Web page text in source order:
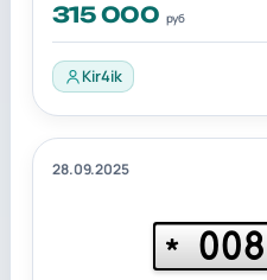
315 000 руб
Kir4ik
28.09.2025
* 008